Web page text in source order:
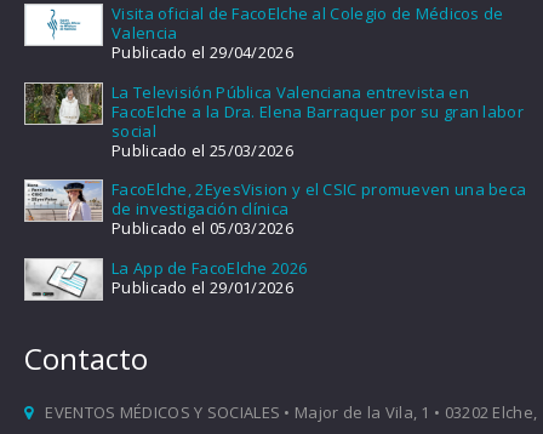
Visita oficial de FacoElche al Colegio de Médicos de
Valencia
Publicado el 29/04/2026
La Televisión Pública Valenciana entrevista en
FacoElche a la Dra. Elena Barraquer por su gran labor
social
Publicado el 25/03/2026
FacoElche, 2EyesVision y el CSIC promueven una beca
de investigación clínica
Publicado el 05/03/2026
La App de FacoElche 2026
Publicado el 29/01/2026
Contacto
EVENTOS MÉDICOS Y SOCIALES • Major de la Vila, 1 • 03202 Elche,